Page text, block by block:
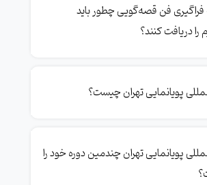
فراگیری فن قصه‌گویی چطور باید
دریافت کنند؟
پویانمایی تهران چیست؟
پویانمایی تهران چندمین دوره خود را